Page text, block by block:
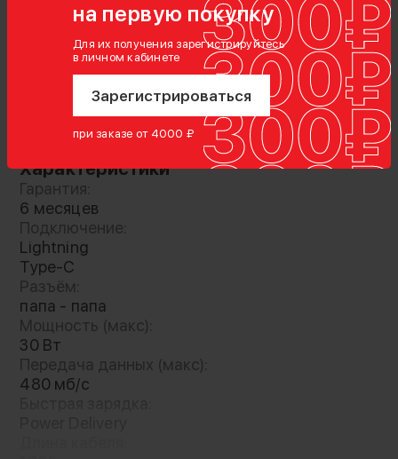
на первую покупку
Для их получения зарегистрируйтесь
в личном кабинете
Зарегистрироваться
при заказе от 4000 ₽
Кабель серии YD с разъёмами Type-C -
Lightning обеспечивает быструю зарядку
устройств Apple с поддержкой мощности до
30 Вт. Высококачественный медный
сердечник обеспечивает стабильную и
надежную зарядку, а прочная конструкция
гарантирует долговечность даже при
интенсивном использовании
Показать полностью
Комплектация
Характеристики
Гарантия:
6 месяцев
Подключение:
Lightning
Type-C
Разъём:
папа - папа
Мощность (макс):
30 Вт
Передача данных (макс):
480 мб/с